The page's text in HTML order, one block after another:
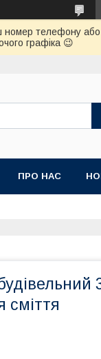
номер телефону
графіка 😉
ПРО НАС
сміття